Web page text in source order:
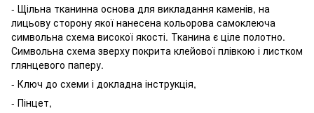
- Щільна тканинна основа для викладання каменів, на
лицьову сторону якої нанесена кольорова самоклеюча
символьна схема високої якості. Тканина є ціле полотно.
Символьна схема зверху покрита клейової плівкою і листком
глянцевого паперу.
- Ключ до схеми і докладна інструкція,
- Пінцет,